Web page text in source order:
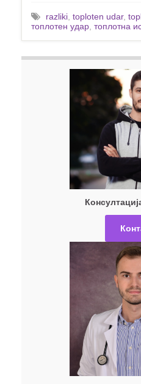
razliki toploten udar,
топлотен удар топлотна